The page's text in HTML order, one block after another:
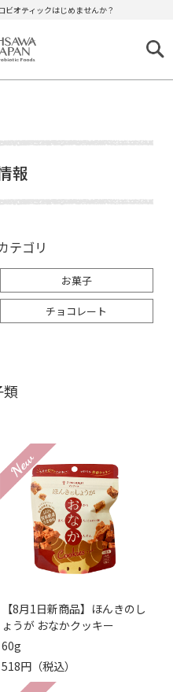
オティックはじめませんか？
報
テゴリ
お菓子
チョコレート
【8月1日新商品】ほんきのし
ょうが おなかクッキー
60g
518円（税込）